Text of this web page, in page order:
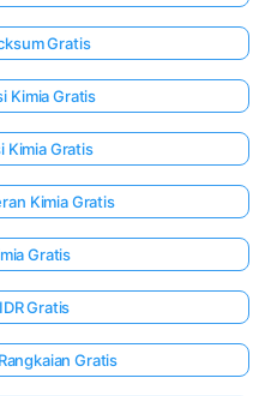
Gratis
Kimia Gratis
Kimia Gratis
Kimia Gratis
Gratis
Gratis
Gratis